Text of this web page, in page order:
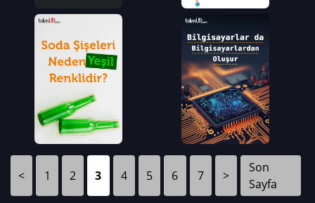
< 1 2 3 4 5 6 7 >
Son
Sayfa